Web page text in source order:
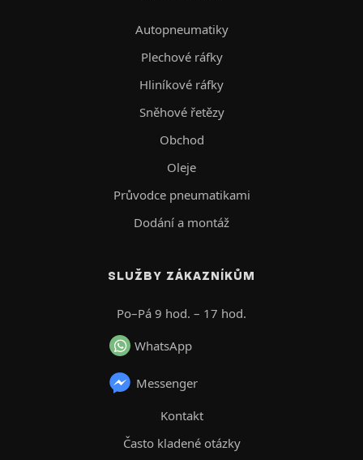
Autopneumatiky
Plechové ráfky
Hliníkové ráfky
Sněhové řetězy
Obchod
Oleje
Průvodce pneumatikami
Dodání a montáž
SLUŽBY ZÁKAZNÍKŮM
Po–Pá 9 hod. – 17 hod.
WhatsApp
Messenger
Kontakt
Často kladené otázky